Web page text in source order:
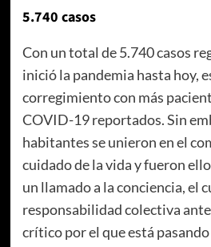
5.740 casos
Con un total de 5.740 casos
inició la pandemia hasta hoy,
corregimiento con más
COVID-19 reportados. Sin
habitantes se unieron en el
cuidado de la vida y fueron
un llamado a la conciencia, el
responsabilidad colectiva
crítico por el que está